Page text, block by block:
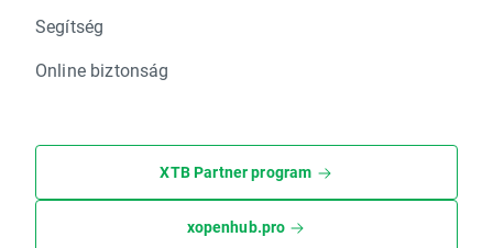
Segítség
Online biztonság
XTB Partner program
xopenhub.pro